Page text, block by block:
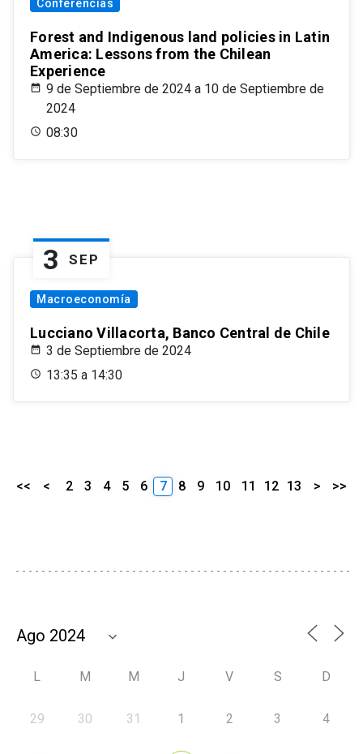
Conferencias
Forest and Indigenous land policies in Latin
America: Lessons from the Chilean
Experience
9 de Septiembre de 2024 a 10 de Septiembre de
2024
08:30
3 SEP
Macroeconomía
Lucciano Villacorta, Banco Central de Chile
3 de Septiembre de 2024
13:35 a 14:30
<< < 2 3 4 5 6 7 8 9 10 11 12 13 > >>
L M M J V S D
29 30 31 1 2 3 4